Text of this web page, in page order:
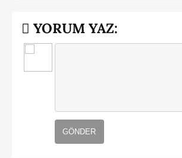
YORUM YAZ:
GÖNDER